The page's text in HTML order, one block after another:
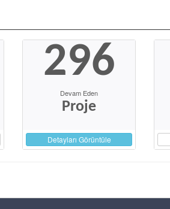
296
Devam Eden
Proje
Detayları Görüntüle